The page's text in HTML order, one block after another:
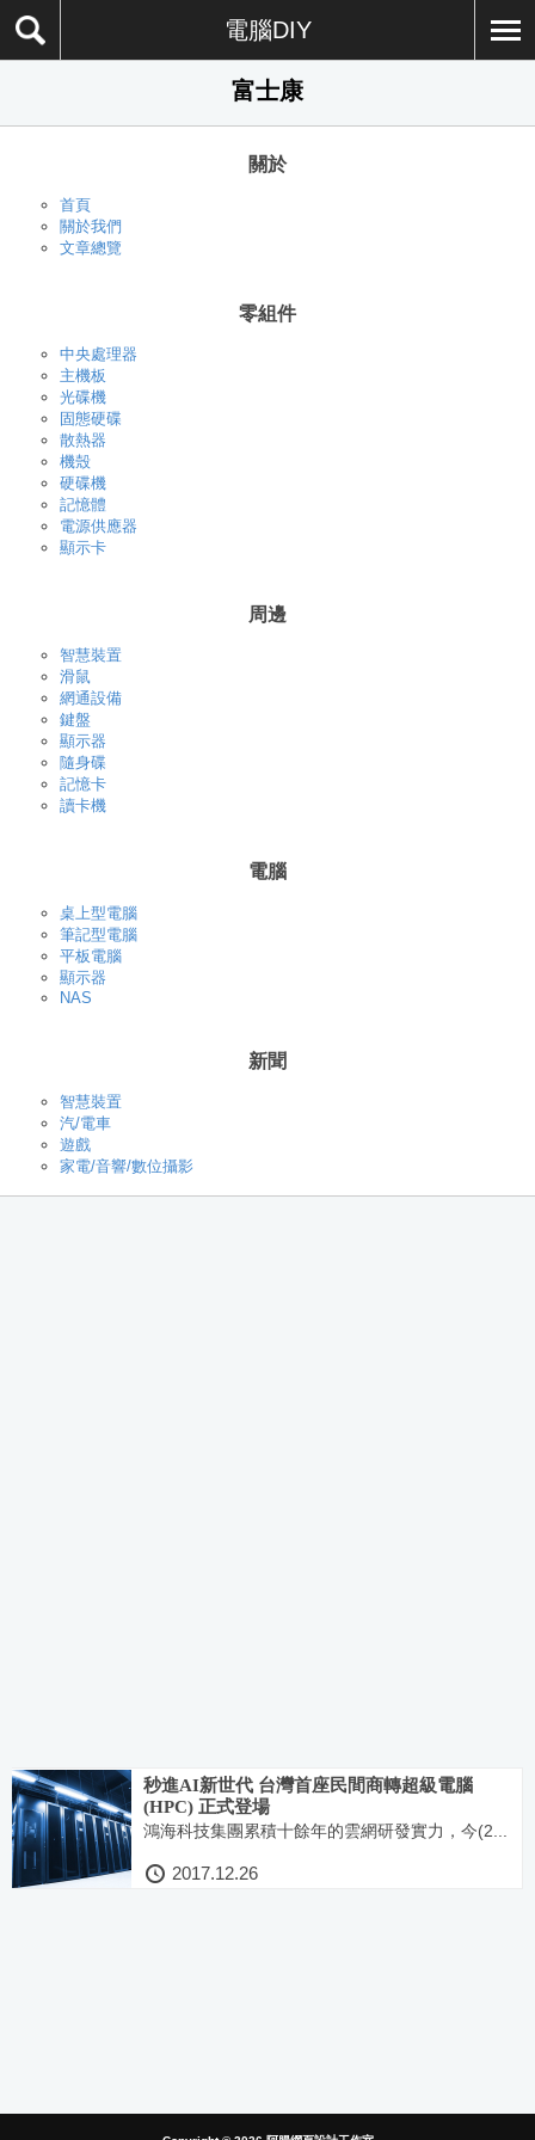
電腦DIY
富士康
關於
首頁
關於我們
文章總覽
零組件
中央處理器
主機板
光碟機
固態硬碟
散熱器
機殼
硬碟機
記憶體
電源供應器
顯示卡
周邊
智慧裝置
滑鼠
網通設備
鍵盤
顯示器
隨身碟
記憶卡
讀卡機
電腦
桌上型電腦
筆記型電腦
平板電腦
顯示器
NAS
新聞
智慧裝置
汽/電車
遊戲
家電/音響/數位攝影
秒進AI新世代 台灣首座民間商轉超級電腦
(HPC) 正式登場
鴻海科技集團累積十餘年的雲網研發實力，今(2...
2017.12.26